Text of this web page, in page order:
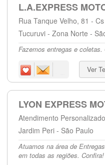
L.A.EXPRESS
Rua Tanque Velho, 81 - Cs
Tucuruvi - Zona Norte -
Fazemos entregas e
Ver
LYON EXPRESS
Atendimento Personalizado
Jardim Peri - São Paulo
Atuamos na área de
em todas as regiões. Confira!